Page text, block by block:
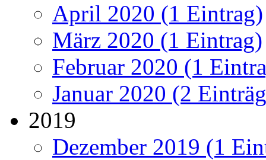
April 2020 (1 Eintrag)
März 2020 (1 Eintrag)
Februar 2020 (1
Januar 2020 (2
2019
Dezember 2019 (1